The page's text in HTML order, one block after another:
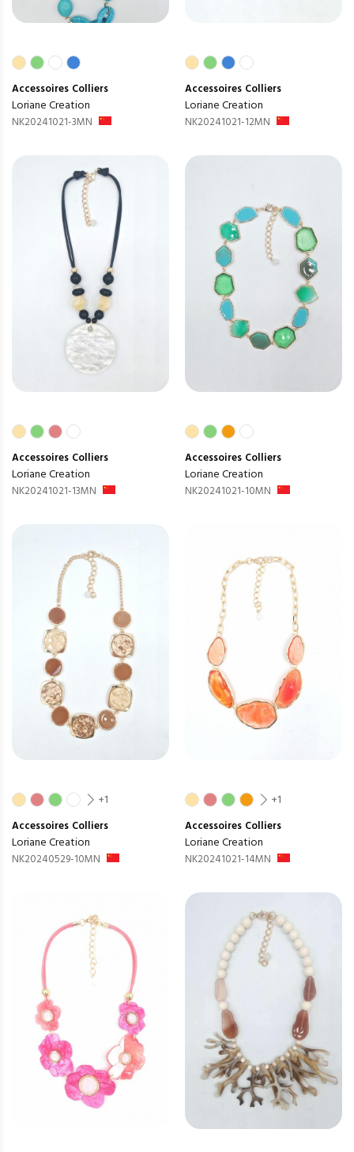
Accessoires Colliers
Loriane Creation
NK20241021-3MN
Accessoires Colliers
Loriane Creation
NK20241021-12MN
Accessoires Colliers
Loriane Creation
NK20241021-13MN
Accessoires Colliers
Loriane Creation
NK20241021-10MN
+1
Accessoires Colliers
Loriane Creation
NK20240529-10MN
+1
Accessoires Colliers
Loriane Creation
NK20241021-14MN